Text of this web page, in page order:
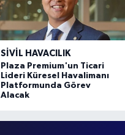
SIVIL HAVACILIK
Plaza Premium'un Ticari
Lideri Küresel Havalimanı
Platformunda Görev
Alacak